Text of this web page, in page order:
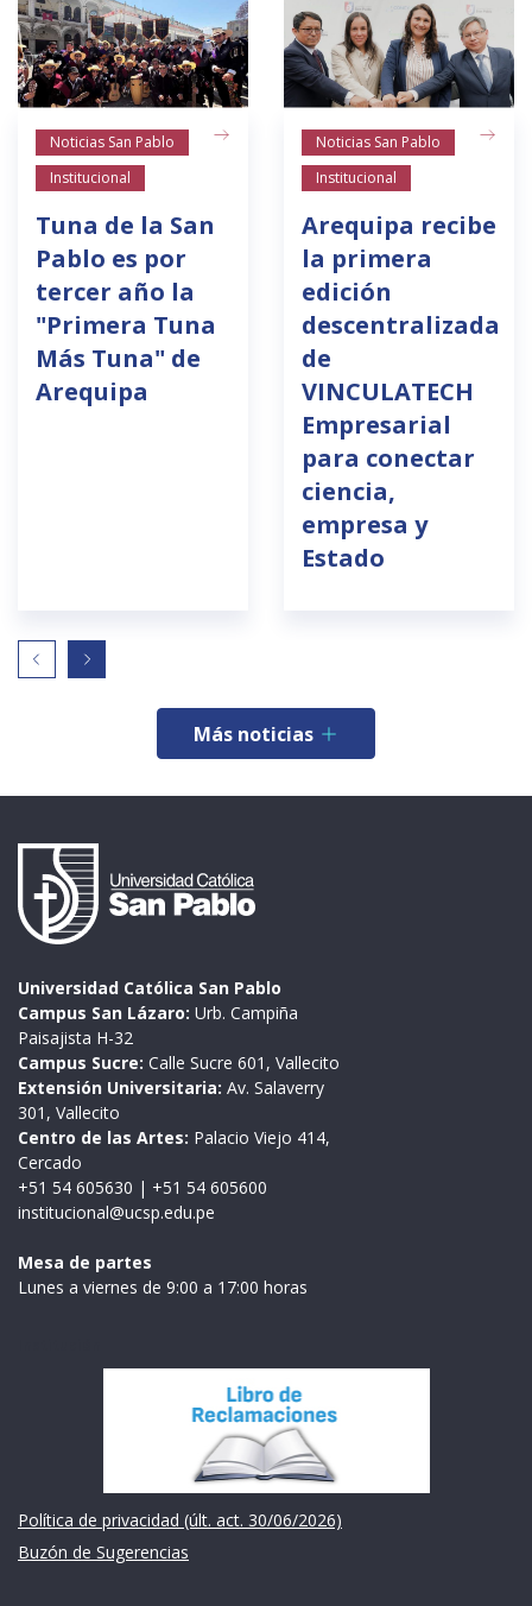
Noticias San Pablo
Institucional
Tuna de la San
Pablo es por
tercer año la
"Primera Tuna
Más Tuna" de
Arequipa
Noticias San Pablo
Institucional
Arequipa recibe
la primera
edición
descentralizada
de
VINCULATECH
Empresarial
para conectar
ciencia,
empresa y
Estado
Más noticias
Universidad Católica San Pablo
Campus San Lázaro: Urb. Campiña
Paisajista H-32
Campus Sucre: Calle Sucre 601, Vallecito
Extensión Universitaria: Av. Salaverry
301, Vallecito
Centro de las Artes: Palacio Viejo 414,
Cercado
+51 54 605630 | +51 54 605600
institucional@ucsp.edu.pe
Mesa de partes
Lunes a viernes de 9:00 a 17:00 horas
Política de privacidad (últ. act. 30/06/2026)
Buzón de Sugerencias